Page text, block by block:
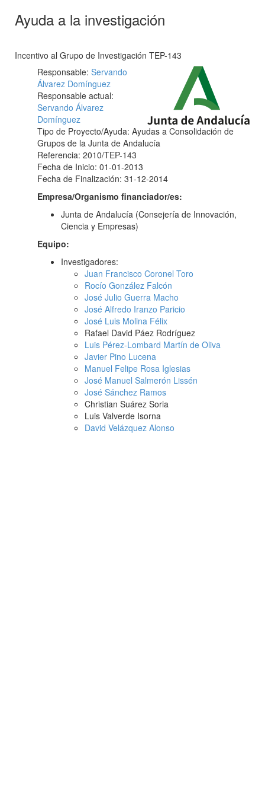
Ayuda a la investigación
Incentivo al Grupo de Investigación TEP-143
Responsable: Servando
Álvarez Domínguez
Responsable actual:
Servando Álvarez
Domínguez
Tipo de Proyecto/Ayuda: Ayudas a Consolidación de
Grupos de la Junta de Andalucía
Referencia: 2010/TEP-143
Fecha de Inicio: 01-01-2013
Fecha de Finalización: 31-12-2014
Empresa/Organismo financiador/es:
Junta de Andalucía (Consejería de Innovación,
Ciencia y Empresas)
Equipo:
Investigadores:
Juan Francisco Coronel Toro
Rocío González Falcón
José Julio Guerra Macho
José Alfredo Iranzo Paricio
José Luis Molina Félix
Rafael David Páez Rodríguez
Luis Pérez-Lombard Martín de Oliva
Javier Pino Lucena
Manuel Felipe Rosa Iglesias
José Manuel Salmerón Lissén
José Sánchez Ramos
Christian Suárez Soria
Luis Valverde Isorna
David Velázquez Alonso